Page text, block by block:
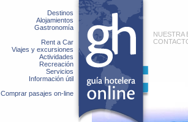
Destinos
Alojamientos
Gastronomía
Rent a Car
Viajes y excursiones
Actividades
Recreación
Servicios
Información útil
Comprar pasajes on-line
NUESTRA